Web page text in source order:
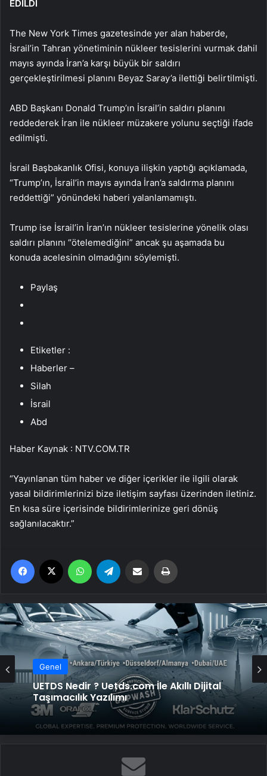
EDİLDİ
The New York Times gazetesinde yer alan haberde,
İsrail’in Tahran yönetiminin nükleer tesislerini vurmak dahil
mayıs ayında İran’a karşı büyük bir saldırı
gerçekleştirilmesi planını Beyaz Saray’a ilettiği belirtilmişti.
ABD Başkanı Donald Trump’ın İsrail’in saldırı planını
reddederek İran ile nükleer müzakere yolunu seçtiği ifade
edilmişti.
İsrail Başbakanlık Ofisi, konuya ilişkin yaptığı açıklamada,
“Trump’ın, İsrail’in mayıs ayında İran’a saldırma planını
reddettiği” yönündeki haberi yalanlamamıştı.
Trump ise İsrail’in İran’ın nükleer tesislerine yönelik olası
saldırı planını “ötelemediğini” ancak şu aşamada bu
konuda acelesinin olmadığını söylemişti.
Paylaş
Etiketler :
Haberler –
Silah
İsrail
Abd
Haber Kaynak : NTV.COM.TR
“Yayınlanan tüm haber ve diğer içerikler ile ilgili olarak
yasal bildirimlerinizi bize iletişim sayfası üzerinden iletiniz.
En kısa süre içerisinde bildirimlerinize geri dönüş
sağlanılacaktır.”
Facebook WhatsApp Email'den paylaş
Genel
UETDS Nedir ? Uetds.com İle Akıllı Dijital
Taşımacılık Yazılımı